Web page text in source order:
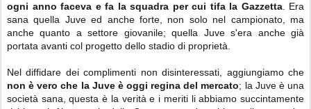
ogni anno faceva e fa la squadra per cui tifa la Gazzetta. Era
sana quella Juve ed anche forte, non solo nel campionato, ma
anche quanto a settore giovanile; quella Juve s'era anche già
portata avanti col progetto dello stadio di proprietà.
Nel diffidare dei complimenti non disinteressati, aggiungiamo che
non è vero che la Juve è oggi regina del mercato; la Juve è una
società sana, questa è la verità e i meriti li abbiamo succintamente